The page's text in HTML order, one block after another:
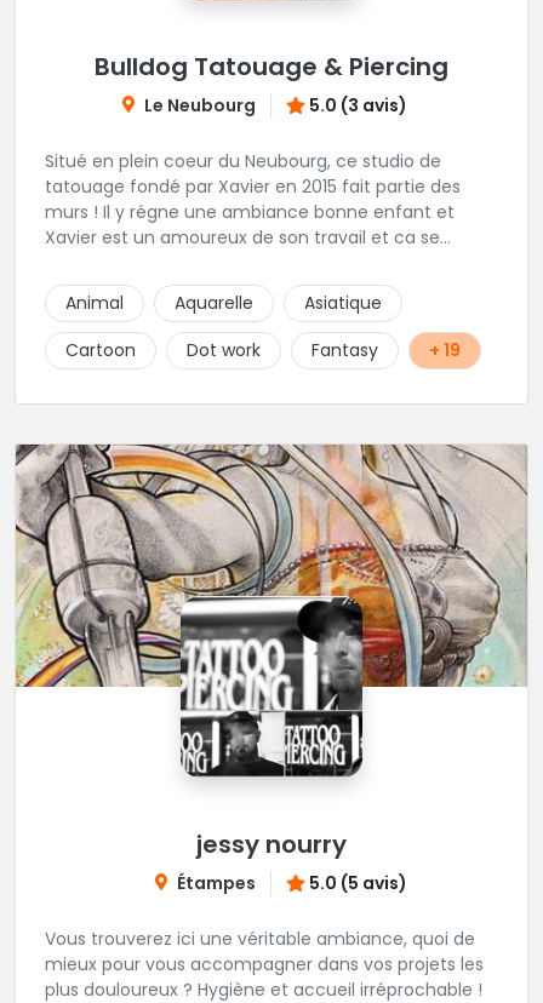
Bulldog Tatouage & Piercing
Le Neubourg 5.0 (3 avis)
Situé en plein coeur du Neubourg, ce studio de
tatouage fondé par Xavier en 2015 fait partie des
murs ! Il y régne une ambiance bonne enfant et
Xavier est un amoureux de son travail et ca se
Animal
Aquarelle
Asiatique
Cartoon
Dot work Fantasy + 19
jessy nourry
Étampes 5.0 (5 avis)
Vous trouverez ici une véritable ambiance, quoi de
mieux pour vous accompagner dans vos projets les
plus douloureux ? Hygiène et accueil irréprochable !